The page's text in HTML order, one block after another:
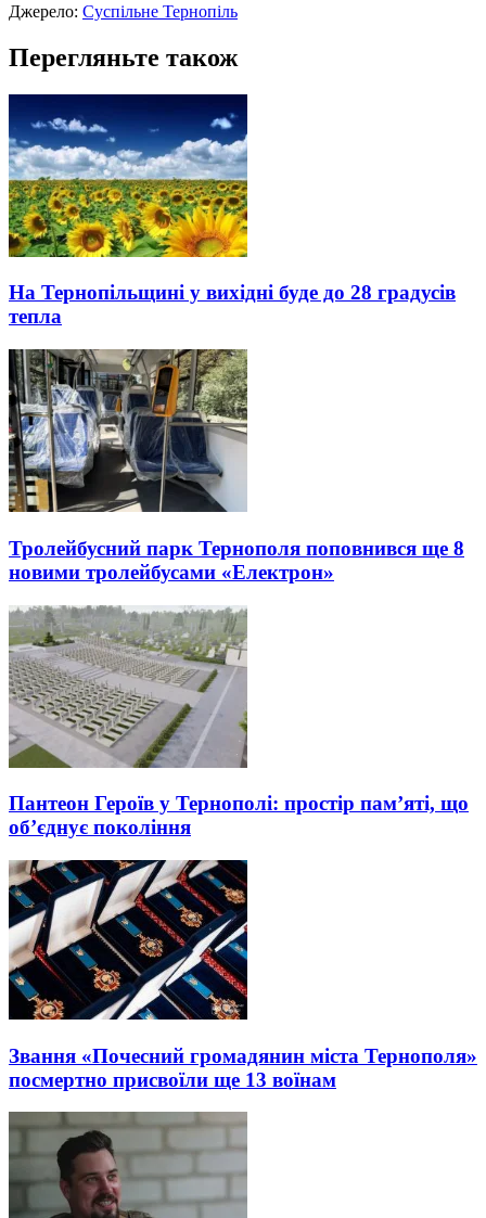
Джерело: Суспільне Тернопіль
Перегляньте також
На Тернопільщині у вихідні буде до 28 градусів
тепла
Тролейбусний парк Тернополя поповнився ще 8
новими тролейбусами «Електрон»
Пантеон Героїв у Тернополі: простір пам’яті, що
об’єднує покоління
Звання «Почесний громадянин міста Тернополя»
посмертно присвоїли ще 13 воїнам